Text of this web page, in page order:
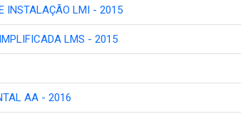
INSTALAÇÃO LMI - 2015
LMS - 2015
AA - 2016